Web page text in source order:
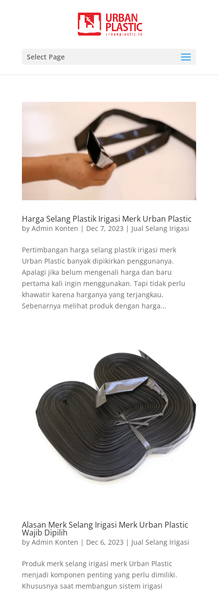
Select Page
Harga Selang Plastik Irigasi Merk Urban Plastic
by Admin Konten | Dec 7, 2023 | Jual Selang Irigasi
Pertimbangan harga selang plastik irigasi merk
Urban Plastic banyak dipikirkan penggunanya.
Apalagi jika belum mengenali harga dan baru
pertama kali ingin menggunakan. Tapi tidak perlu
khawatir karena harganya yang terjangkau.
Sebenarnya melihat produk dengan harga...
Alasan Merk Selang Irigasi Merk Urban Plastic
Wajib Dipilih
by Admin Konten | Dec 6, 2023 | Jual Selang Irigasi
Produk merk selang irigasi merk Urban Plastic
menjadi komponen penting yang perlu dimiliki.
Khususnya saat membangun sistem irigasi